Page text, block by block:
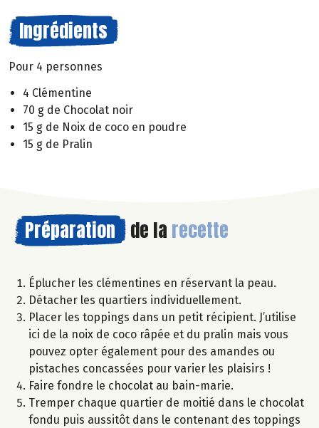
Ingrédients
Pour 4 personnes
4 Clémentine
70 g de Chocolat noir
15 g de Noix de coco en poudre
15 g de Pralin
Préparation de la recette
Éplucher les clémentines en réservant la peau.
Détacher les quartiers individuellement.
Placer les toppings dans un petit récipient. J’utilise
ici de la noix de coco râpée et du pralin mais vous
pouvez opter également pour des amandes ou
pistaches concassées pour varier les plaisirs !
Faire fondre le chocolat au bain-marie.
Tremper chaque quartier de moitié dans le chocolat
fondu puis aussitôt dans le contenant des toppings